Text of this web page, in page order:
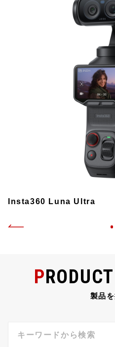
Insta360 Luna Ultra
製品